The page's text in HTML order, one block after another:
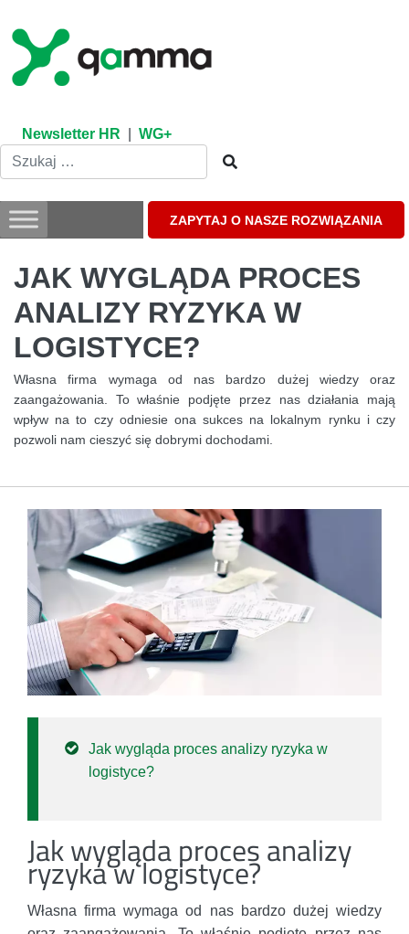
content
Newsletter HR WG+
ZAPYTAJ O NASZE ROZWIĄZANIA
JAK WYGLĄDA PROCES
ANALIZY RYZYKA W
LOGISTYCE?
Własna firma wymaga od nas bardzo dużej wiedzy oraz
zaangażowania. To właśnie podjęte przez nas działania mają
wpływ na to czy odniesie ona sukces na lokalnym rynku i czy
pozwoli nam cieszyć się dobrymi dochodami.
Jak wygląda proces analizy ryzyka w
logistyce?
Jak wygląda proces analizy
ryzyka w logistyce?
Własna firma wymaga od nas bardzo dużej wiedzy